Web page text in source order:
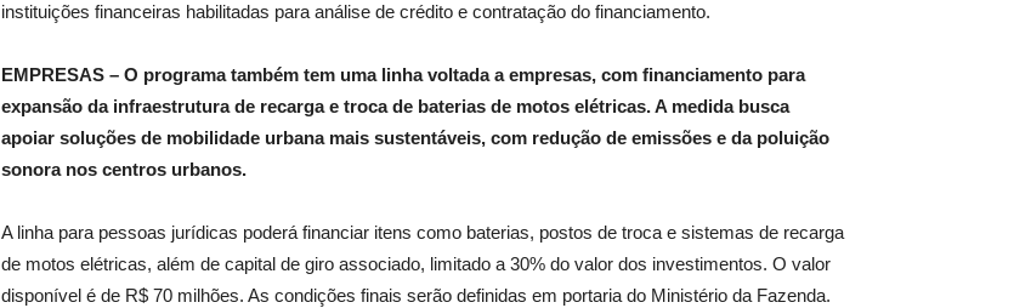
instituições financeiras habilitadas para análise de crédito e contratação do financiamento.
EMPRESAS – O programa também tem uma linha voltada a empresas, com financiamento para
expansão da infraestrutura de recarga e troca de baterias de motos elétricas. A medida busca
apoiar soluções de mobilidade urbana mais sustentáveis, com redução de emissões e da poluição
sonora nos centros urbanos.
A linha para pessoas jurídicas poderá financiar itens como baterias, postos de troca e sistemas de recarga
de motos elétricas, além de capital de giro associado, limitado a 30% do valor dos investimentos. O valor
disponível é de R$ 70 milhões. As condições finais serão definidas em portaria do Ministério da Fazenda.